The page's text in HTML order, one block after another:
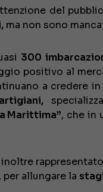
del
ma non sono
300
positivo al
a credere
Marittima”, che in
inoltre
per allungare la